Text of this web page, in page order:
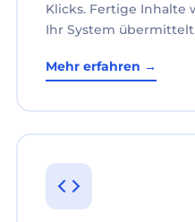
Klicks. Fertige Inhalte
Ihr System
Mehr erfahren →